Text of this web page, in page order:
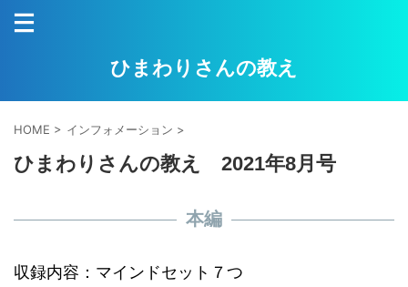
ひまわりさんの教え
HOME > インフォメーション >
ひまわりさんの教え 2021年8月号
本編
収録内容：マインドセット７つ